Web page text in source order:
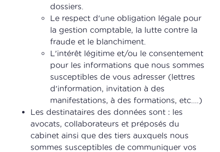
dossiers.
Le respect d'une obligation légale pour
la gestion comptable, la lutte contre la
fraude et le blanchiment.
L'intérêt légitime et/ou le consentement
pour les informations que nous sommes
susceptibles de vous adresser (lettres
d'information, invitation à des
manifestations, à des formations, etc.…)
Les destinataires des données sont : les
avocats, collaborateurs et préposés du
cabinet ainsi que des tiers auxquels nous
sommes susceptibles de communiquer vos